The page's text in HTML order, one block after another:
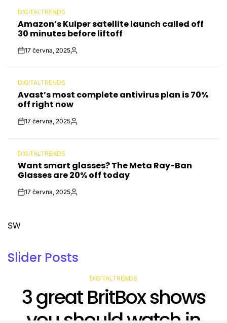
POSTED
IN
DIGITALTRENDS
Amazon’s Kuiper satellite launch called off
30 minutes before liftoff
Post17 června, 2025By:
POSTED
IN
DIGITALTRENDS
Avast’s most complete antivirus plan is 70%
off right now
Post17 června, 2025By:
POSTED
IN
DIGITALTRENDS
Want smart glasses? The Meta Ray-Ban
Glasses are 20% off today
Post17 června, 2025By:
SW
Slider Posts
POSTED
IN
DIGITALTRENDS
Amazon’s Kuiper